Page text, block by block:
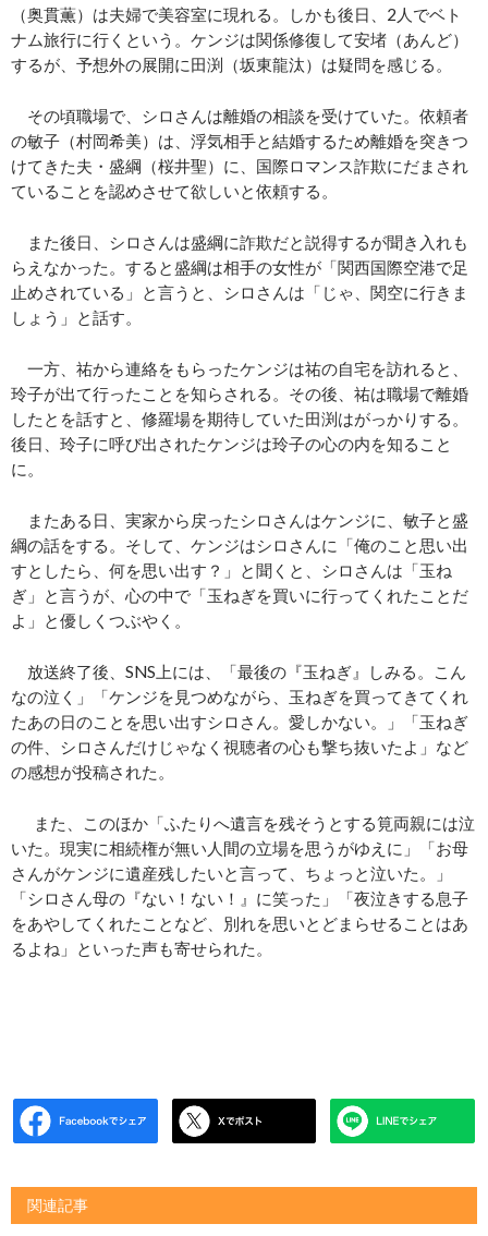
（奥貫薫）は夫婦で美容室に現れる。しかも後日、2人でベト
ナム旅行に行くという。ケンジは関係修復して安堵（あんど）
するが、予想外の展開に田渕（坂東龍汰）は疑問を感じる。
その頃職場で、シロさんは離婚の相談を受けていた。依頼者
の敏子（村岡希美）は、浮気相手と結婚するため離婚を突きつ
けてきた夫・盛綱（桜井聖）に、国際ロマンス詐欺にだまされ
ていることを認めさせて欲しいと依頼する。
また後日、シロさんは盛綱に詐欺だと説得するが聞き入れも
らえなかった。すると盛綱は相手の女性が「関西国際空港で足
止めされている」と言うと、シロさんは「じゃ、関空に行きま
しょう」と話す。
一方、祐から連絡をもらったケンジは祐の自宅を訪れると、
玲子が出て行ったことを知らされる。その後、祐は職場で離婚
したとを話すと、修羅場を期待していた田渕はがっかりする。
後日、玲子に呼び出されたケンジは玲子の心の内を知ること
に。
またある日、実家から戻ったシロさんはケンジに、敏子と盛
綱の話をする。そして、ケンジはシロさんに「俺のこと思い出
すとしたら、何を思い出す？」と聞くと、シロさんは「玉ね
ぎ」と言うが、心の中で「玉ねぎを買いに行ってくれたことだ
よ」と優しくつぶやく。
放送終了後、SNS上には、「最後の『玉ねぎ』しみる。こん
なの泣く」「ケンジを見つめながら、玉ねぎを買ってきてくれ
たあの日のことを思い出すシロさん。愛しかない。」「玉ねぎ
の件、シロさんだけじゃなく視聴者の心も撃ち抜いたよ」など
の感想が投稿された。
また、このほか「ふたりへ遺言を残そうとする筧両親には泣
いた。現実に相続権が無い人間の立場を思うがゆえに」「お母
さんがケンジに遺産残したいと言って、ちょっと泣いた。」
「シロさん母の『ない！ない！』に笑った」「夜泣きする息子
をあやしてくれたことなど、別れを思いとどまらせることはあ
るよね」といった声も寄せられた。
関連記事